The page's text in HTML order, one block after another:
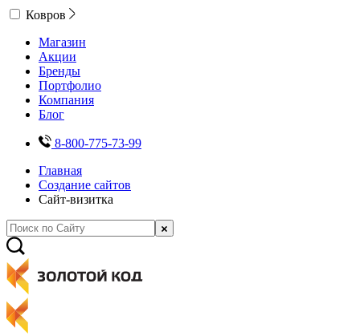
Ковров
Магазин
Акции
Бренды
Портфолио
Компания
Блог
8-800-775-73-99
Главная
Создание сайтов
Сайт-визитка